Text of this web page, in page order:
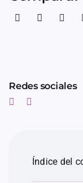
Redes sociales
Índice del